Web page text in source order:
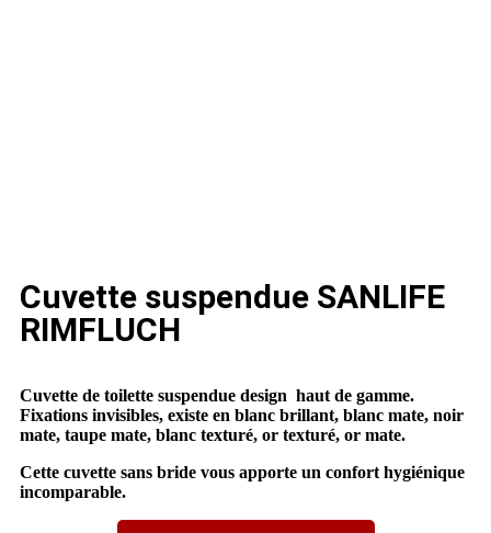
Cuvette suspendue SANLIFE
RIMFLUCH
Cuvette de toilette suspendue design haut de gamme.
Fixations invisibles, existe en blanc brillant, blanc mate, noir
mate, taupe mate, blanc texturé, or texturé, or mate.
Cette cuvette sans bride vous apporte un confort hygiénique
incomparable.